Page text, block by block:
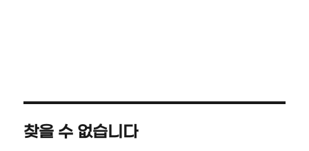
찾을 수 없습니다